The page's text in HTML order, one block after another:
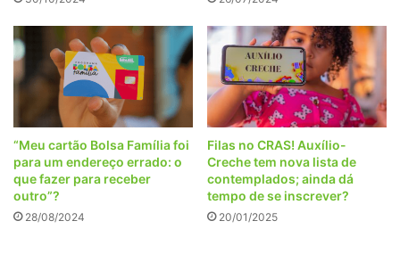
“Meu cartão Bolsa Família foi
para um endereço errado: o
que fazer para receber
outro”?
28/08/2024
Filas no CRAS! Auxílio-
Creche tem nova lista de
contemplados; ainda dá
tempo de se inscrever?
20/01/2025